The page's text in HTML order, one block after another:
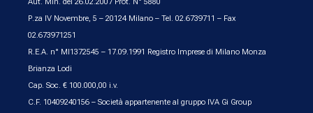
P.za IV Novembre, 5 – 20124 Milano – Tel. 02.6739711 – Fax
02.673971251
R.E.A. n° MI1372545 – 17.09.1991 Registro Imprese di Milano Monza
Brianza Lodi
Cap. Soc. € 100.000,00 i.v.
C.F. 10409240156 – Società appartenente al gruppo IVA Gi Group